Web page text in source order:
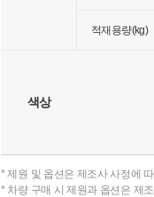
적재용량(kg)
색상
* 제원 및 옵션은 제조사 사정에
* 차량 구매 시 제원과 옵션은 제